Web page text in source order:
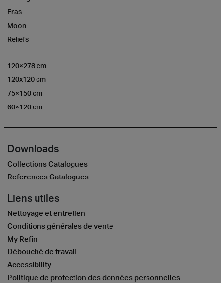
Eras
Moon
Reliefs
120×278 cm
120x120 cm
75×150 cm
60×120 cm
Downloads
Collections Catalogues
References Catalogues
Liens utiles
Nettoyage et entretien
Conditions générales de vente
My Refin
Débouché de travail
Accessibility
Politique de protection des données personnelles